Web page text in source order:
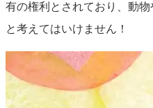
有の権利とされており、動
と考えてはいけません！